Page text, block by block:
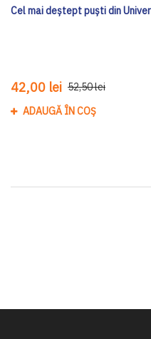
Cel mai deștept puști din
42,00 lei 52,50 lei
ADAUGĂ ÎN COȘ